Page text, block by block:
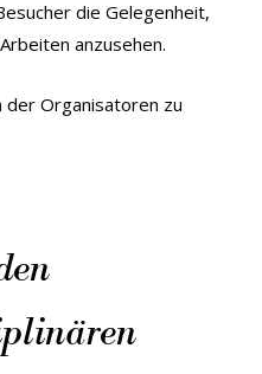
die Gelegenheit,
anzusehen.
Organisatoren zu